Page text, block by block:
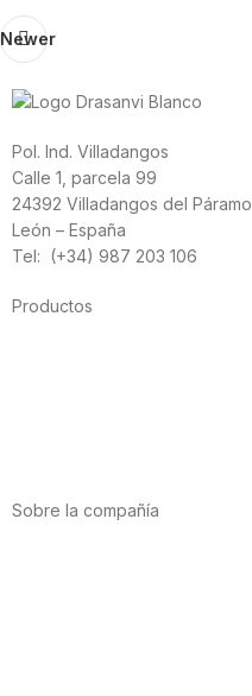
Newer
Pol. Ind. Villadangos
Calle 1, parcela 99
24392 Villadangos del Páramo
León – España
Tel: (+34) 987 203 106
Productos
Sobre la compañía